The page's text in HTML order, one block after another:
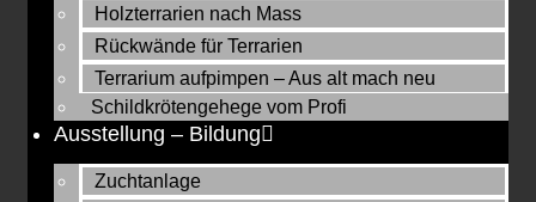
Holzterrarien nach Mass
Rückwände für Terrarien
Terrarium aufpimpen – Aus alt mach neu
Schildkrötengehege vom Profi
Ausstellung – Bildung
Zuchtanlage